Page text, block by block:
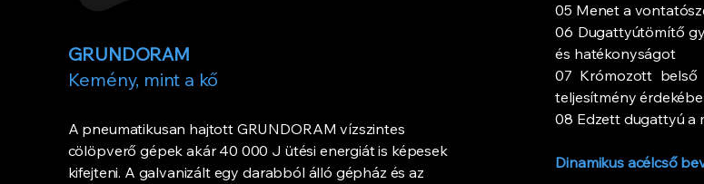
GRUNDORAM
Kemény, mint a kő
A pneumatikusan hajtott GRUNDORAM vízszintes
cölöpverő gépek akár 40 000 J ütési energiát is képesek
kifejteni. A galvanizált egy darabból álló gépház és az
05 Menet a
06 Dugattyútömítő
és hatékonyságot
07 Krómozott belső
teljesítmény
08 Edzett dugattyú a
Dinamikus acélcső